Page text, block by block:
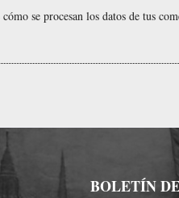
se procesan los datos de tus
BOLETÍN